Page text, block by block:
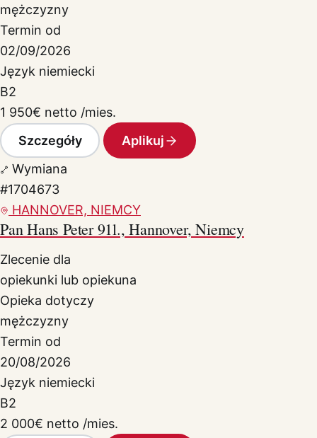
mężczyzny
Termin od
02/09/2026
Język niemiecki
B2
1 950€ netto /mies.
Szczegóły
Aplikuj
Wymiana
#1704673
HANNOVER, NIEMCY
Pan Hans Peter 91l., Hannover, Niemcy
Zlecenie dla
opiekunki lub opiekuna
Opieka dotyczy
mężczyzny
Termin od
20/08/2026
Język niemiecki
B2
2 000€ netto /mies.